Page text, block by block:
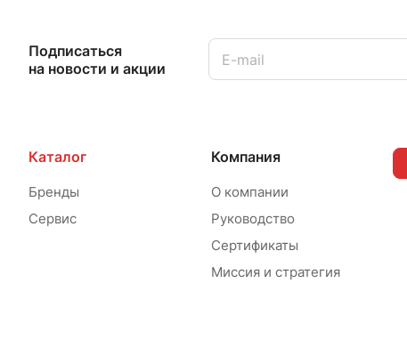
Подписаться
на новости и акции
Каталог
Бренды
Сервис
Компания
О компании
Руководство
Сертификаты
Миссия и стратегия